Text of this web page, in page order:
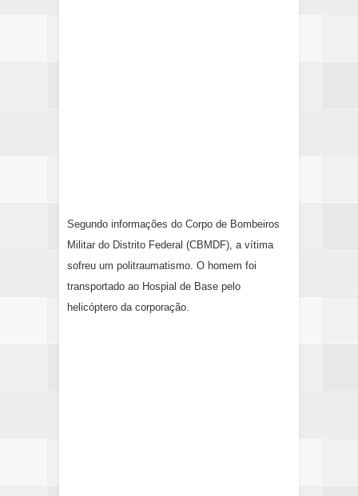
Segundo informações do Corpo de Bombeiros
Militar do Distrito Federal (CBMDF), a vítima
sofreu um politraumatismo. O homem foi
transportado ao Hospial de Base pelo
helicóptero da corporação.